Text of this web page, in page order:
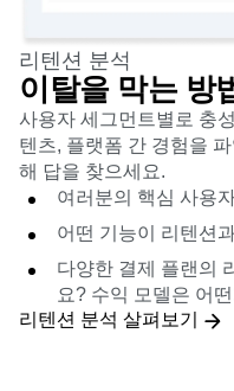
리텐션 분석
이탈을 막는 방
사용자 세그먼트별로 충
텐츠, 플랫폼 간 경험을
해 답을 찾으세요.
여러분의 핵심 사용
어떤 기능이 리텐션
다양한 결제 플랜의
요? 수익 모델은 어
리텐션 분석 살펴보기